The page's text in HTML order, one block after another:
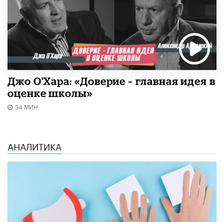
Джо О'Хара: «Доверие – главная идея в
оценке школы»
34 МИН.
АНАЛИТИКА